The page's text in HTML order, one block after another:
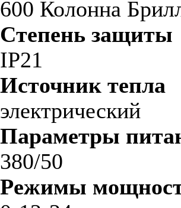
600 Колонна
Степень защиты
IP21
Источник тепла
электрический
Параметры
380/50
Режимы